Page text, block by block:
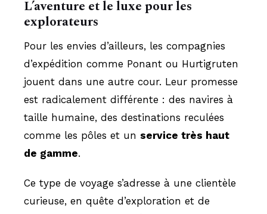
L’aventure et le luxe pour les
explorateurs
Pour les envies d’ailleurs, les compagnies
d’expédition comme Ponant ou Hurtigruten
jouent dans une autre cour. Leur promesse
est radicalement différente : des navires à
taille humaine, des destinations reculées
comme les pôles et un service très haut
de gamme.
Ce type de voyage s’adresse à une clientèle
curieuse, en quête d’exploration et de